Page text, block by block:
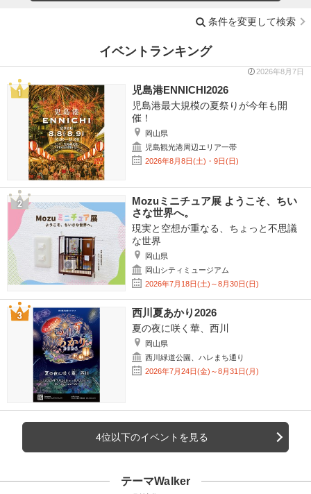
条件を変更して検索
イベントランキング
2026年8月7日
児島港ENNICHI2026
児島港最大規模の夏祭りが今年も開
催！
岡山県
児島観光港周辺エリア一帯
2026年8月8日(土)・9日(日)
Mozuミニチュア展 ようこそ、ちい
さな世界へ。
現実と空想が重なる、ちょっと不思議
な世界
岡山県
岡山シティミュージアム
2026年7月18日(土)～8月30日(日)
西川夏あかり2026
夏の夜に咲く華、西川
岡山県
西川緑道公園、ハレまち通り
2026年7月24日(金)～8月31日(月)
4位以下のイベントを見る
テーマWalker